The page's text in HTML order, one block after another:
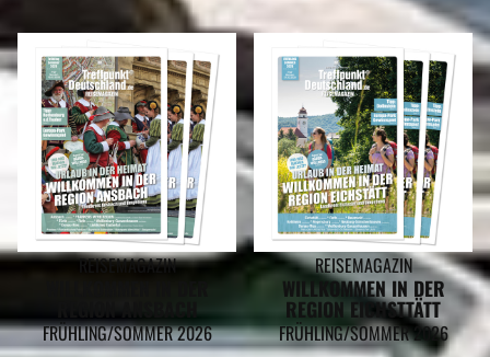
REISEMAGAZIN
REGION ANSBACH
FRÜHLING/SOMMER 2026
REISEMAGAZIN
WILLKOMMEN IN DER
REGION EICHSTTÄTT
FRÜHLING/SOMMER 2026